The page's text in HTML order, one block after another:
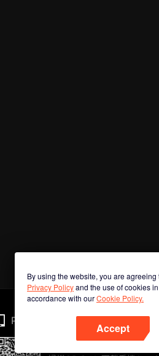
By using the website, you are agreeing
Privacy Policyand the use of cookies in
accordance with ourCookie Policy.
Accept
Phone